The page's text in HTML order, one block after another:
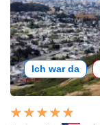
Ich war da